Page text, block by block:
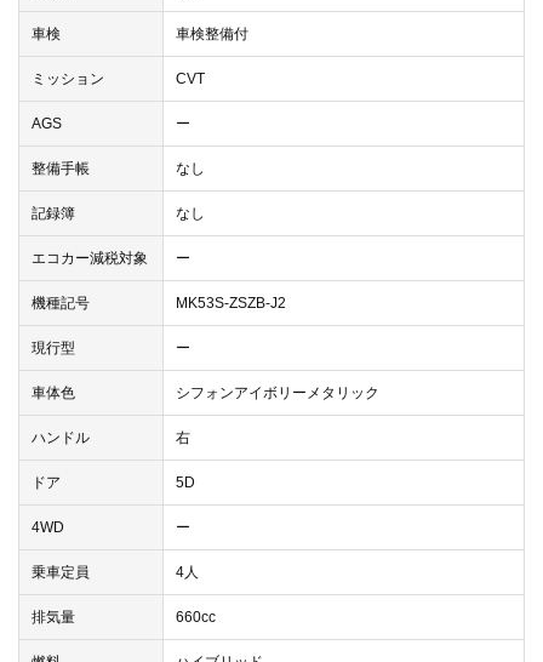
車検 車検整備付
ミッション CVT
AGS ー
整備手帳 なし
記録簿 なし
エコカー減税対象 ー
機種記号 MK53S-ZSZB-J2
現行型 ー
車体色 シフォンアイボリーメタリック
ハンドル 右
ドア 5D
4WD ー
乗車定員 4人
排気量 660cc